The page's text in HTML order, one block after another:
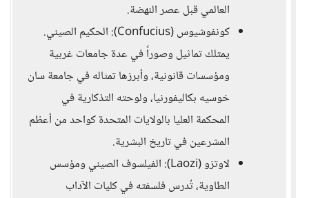
العالمي قبل عصر النهضة.
كونفوشيوس (Confucius): الحكيم الصيني.
يمتلك تماثيل وصوراً في عدة جامعات غربية
ومؤسسات قانونية، وأبرزها تمثاله في جامعة سان
خوسيه بكاليفورنيا، ولوحته التذكارية في
المحكمة العليا بالولايات المتحدة كواحد من أعظم
المشرعين في تاريخ البشرية.
لاوتزو (Laozi): الفيلسوف الصيني ومؤسس
الطاوية، تُدرس فلسفته في كليات الآداب